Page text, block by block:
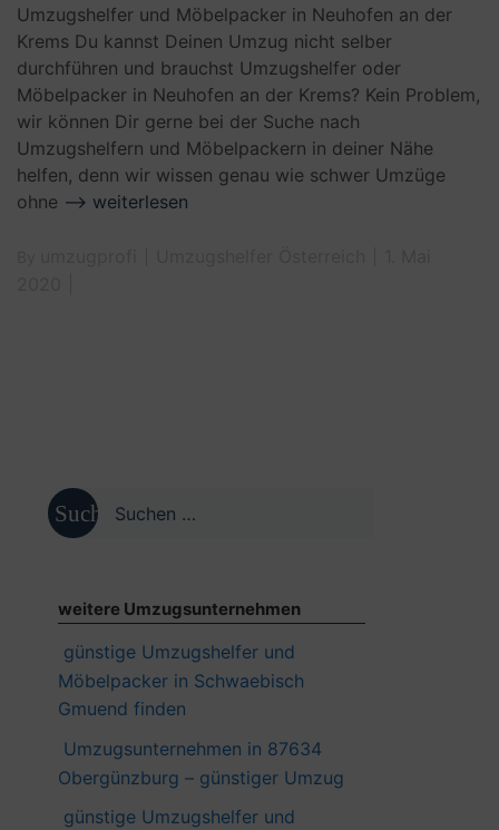
Umzugshelfer und Möbelpacker in Neuhofen an der
Krems Du kannst Deinen Umzug nicht selber
durchführen und brauchst Umzugshelfer oder
Möbelpacker in Neuhofen an der Krems? Kein Problem,
wir können Dir gerne bei der Suche nach
Umzugshelfern und Möbelpackern in deiner Nähe
helfen, denn wir wissen genau wie schwer Umzüge
ohne –> weiterlesen
Suche
nach:
weitere Umzugsunternehmen
günstige Umzugshelfer und
Möbelpacker in Schwaebisch
Gmuend finden
Umzugsunternehmen in 87634
Obergünzburg – günstiger Umzug
günstige Umzugshelfer und